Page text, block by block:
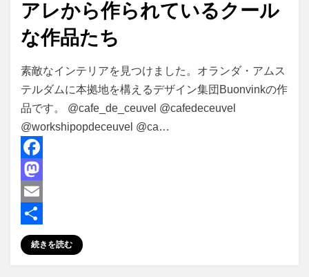
日:
アレから作られているクール
な作品たち
投稿者 master
素敵なインテリアを見つけました。オランダ・アムス
テルダムに本拠地を構えるデザイン集団Buonvinkの作
品です。 @cafe_de_ceuvel @cafedeceuvel
@workshipopdeceuvel @ca…
F
a
c
e
b
M
a
s
E
m
a
共
有
続きを読む